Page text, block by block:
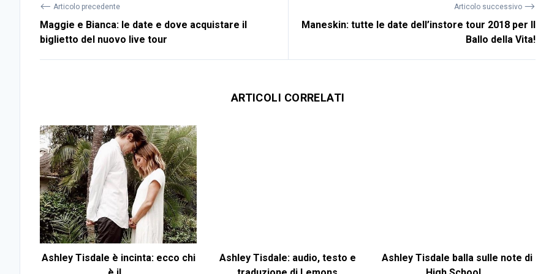
⟵ Articolo precedente
Maggie e Bianca: le date e dove acquistare il
biglietto del nuovo live tour
Articolo successivo ⟶
Maneskin: tutte le date dell’instore tour 2018 per Il
Ballo della Vita!
ARTICOLI CORRELATI
Ashley Tisdale è incinta: ecco chi
Ashley Tisdale: audio, testo e
Ashley Tisdale balla sulle note di